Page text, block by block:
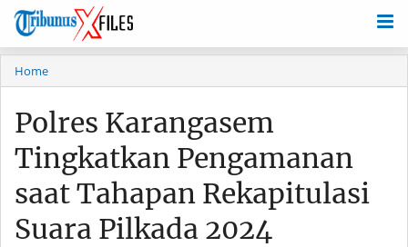
Home
Polres Karangasem
Tingkatkan Pengamanan
saat Tahapan Rekapitulasi
Suara Pilkada 2024